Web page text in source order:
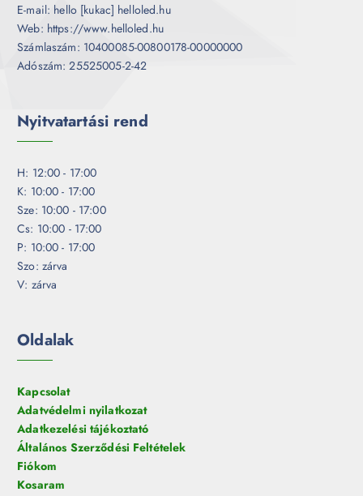
E-mail: hello [kukac] helloled.hu
Web: https://www.helloled.hu
Számlaszám: 10400085-00800178-00000000
Adószám: 25525005-2-42
Nyitvatartási rend
H: 12:00 - 17:00
K: 10:00 - 17:00
Sze: 10:00 - 17:00
Cs: 10:00 - 17:00
P: 10:00 - 17:00
Szo: zárva
V: zárva
Oldalak
Kapcsolat
Adatvédelmi nyilatkozat
Adatkezelési tájékoztató
Általános Szerződési Feltételek
Fiókom
Kosaram